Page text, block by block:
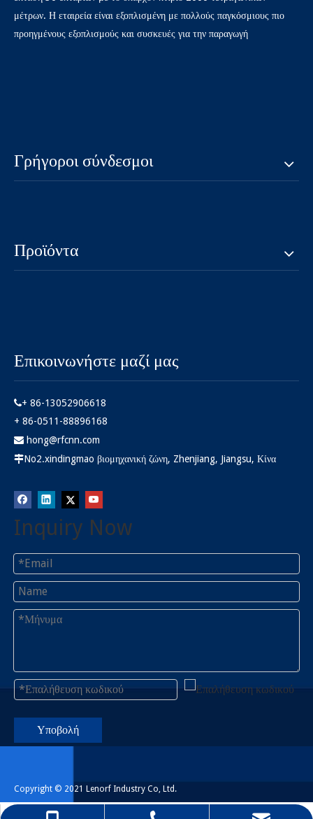
μέτρων. Η εταιρεία είναι εξοπλισμένη με πολλούς παγκόσμιους πιο
προηγμένους εξοπλισμούς και συσκευές για την παραγωγή
Γρήγοροι σύνδεσμοι
Προϊόντα
Επικοινωνήστε μαζί μας
+ 86-13052906618
+ 86-0511-88896168
 hong@rfcnn.com
No2.xindingmao βιομηχανική ζώνη, Zhenjiang, Jiangsu, Κίνα
Inquiry Now
Υποβολή
Copyright © 2021 Lenorf Industry Co, Ltd.